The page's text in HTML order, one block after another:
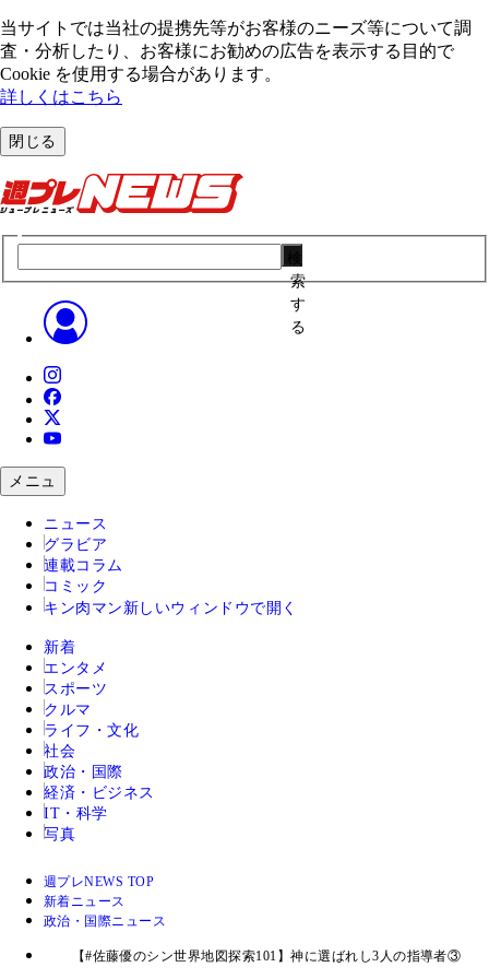
当サイトでは当社の提携先等がお客様のニーズ等について調
査・分析したり、お客様にお勧めの広告を表⽰する⽬的で
Cookie を使⽤する場合があります。
詳しくはこちら
閉じる
索
す
る
メニュ
ニュース
グラビア
連載コラム
コミック
キン肉マン 新しいウィンドウで開く
新着
エンタメ
スポーツ
クルマ
ライフ・文化
社会
政治・国際
経済・ビジネス
IT・科学
写真
週プレNEWS TOP
新着ニュース
政治・国際ニュース
【#佐藤優のシン世界地図探索101】神に選ばれし3人の指導者③